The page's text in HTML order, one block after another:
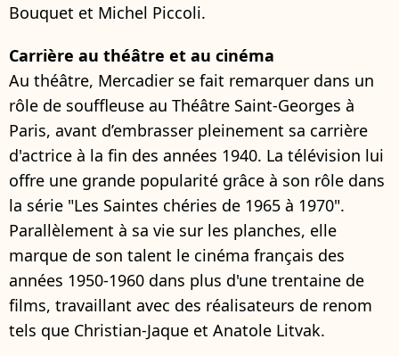
Bouquet et Michel Piccoli.
Carrière au théâtre et au cinéma
Au théâtre, Mercadier se fait remarquer dans un
rôle de souffleuse au Théâtre Saint-Georges à
Paris, avant d’embrasser pleinement sa carrière
d'actrice à la fin des années 1940. La télévision lui
offre une grande popularité grâce à son rôle dans
la série "Les Saintes chéries de 1965 à 1970".
Parallèlement à sa vie sur les planches, elle
marque de son talent le cinéma français des
années 1950-1960 dans plus d'une trentaine de
films, travaillant avec des réalisateurs de renom
tels que Christian-Jaque et Anatole Litvak.